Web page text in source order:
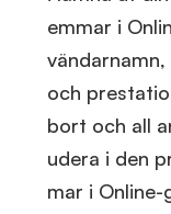
emmar i
och
bort och all
udera i den
mar i Online-